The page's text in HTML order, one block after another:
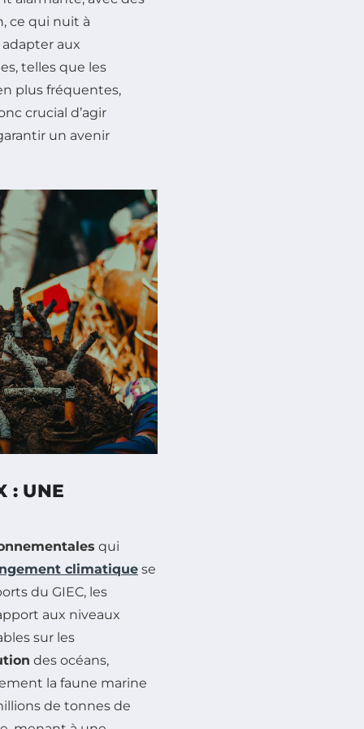
ce qui nuit à
aux
telles que les
plus fréquentes,
crucial d’agir
un avenir
: UNE
qui
climatique se
du GIEC, les
aux niveaux
sur les
des océans,
la faune marine
de tonnes de